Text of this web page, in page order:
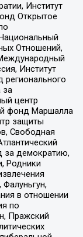
Институт
Открытое
Отношений,
Международный
Институт
за
центр
фонд Маршалла
защиты
Свободная
за демократию,
Родники
в отношении
по
Пражский